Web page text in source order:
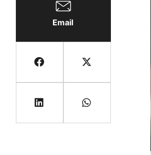
Email